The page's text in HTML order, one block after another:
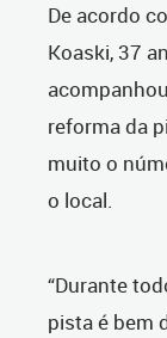
De acordo
Koaski, 37
reforma da
muito o
o local.
“Durante
pista é bem